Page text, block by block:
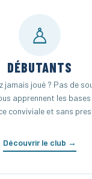
♙
DÉBUTANTS
jamais joué ? Pas de
apprennent les bases
conviviale et sans
Découvrir le club →